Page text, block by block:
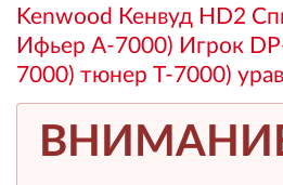
Kenwood Кенвуд HD2
Ифьер A-7000) Игрок
7000) тюнер T-7000)